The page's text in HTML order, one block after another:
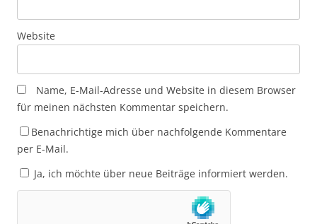
Website
Name, E-Mail-Adresse und Website in diesem Browser
für meinen nächsten Kommentar speichern.
Benachrichtige mich über nachfolgende Kommentare
per E-Mail.
Ja, ich möchte über neue Beiträge informiert werden.